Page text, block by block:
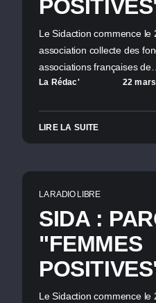
Le Sidaction commence le
association collecte des
associations françaises de…
La Rédac' 22
LIRE LA SUITE
LA RADIO LIBRE
SIDA :
"FEMMES
Le Sidaction commence le